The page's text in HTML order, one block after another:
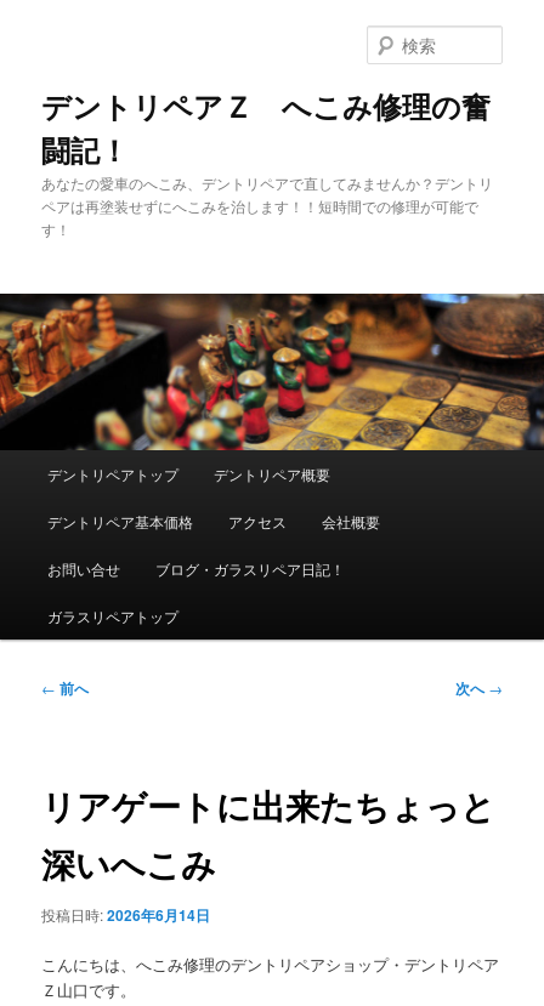
デントリペアＺ へこみ修理の奮
闘記！
あなたの愛車のへこみ、デントリペアで直してみませんか？デントリ
ペアは再塗装せずにへこみを治します！！短時間での修理が可能で
す！
索
デントリペアトップ デントリペア概要
デントリペア基本価格 アクセス 会社概要
お問い合せ ブログ・ガラスリペア日記！
ガラスリペアトップ
投
ゲ
ー
ョ
ン
← 前へ 次へ→
リアゲートに出来たちょっと
深いへこみ
投稿日時:2026年6月14日
こんにちは、へこみ修理のデントリペアショップ・デントリペア
Ｚ山口です。